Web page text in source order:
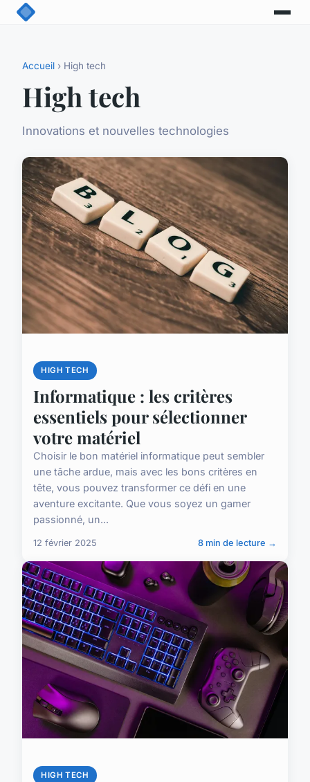
Accueil › High tech
High tech
Innovations et nouvelles technologies
HIGH TECH
Informatique : les critères
essentiels pour sélectionner
votre matériel
Choisir le bon matériel informatique peut sembler
une tâche ardue, mais avec les bons critères en
tête, vous pouvez transformer ce défi en une
aventure excitante. Que vous soyez un gamer
passionné, un...
12 février 2025 8 min de lecture →
HIGH TECH